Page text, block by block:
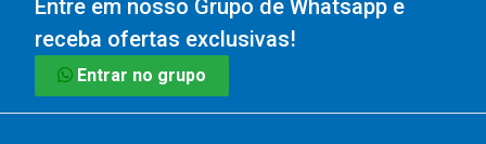
Entre em nosso Grupo de Whatsapp e
receba ofertas exclusivas!
Entrar no grupo